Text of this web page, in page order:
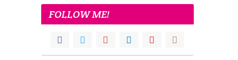
FOLLOW ME!